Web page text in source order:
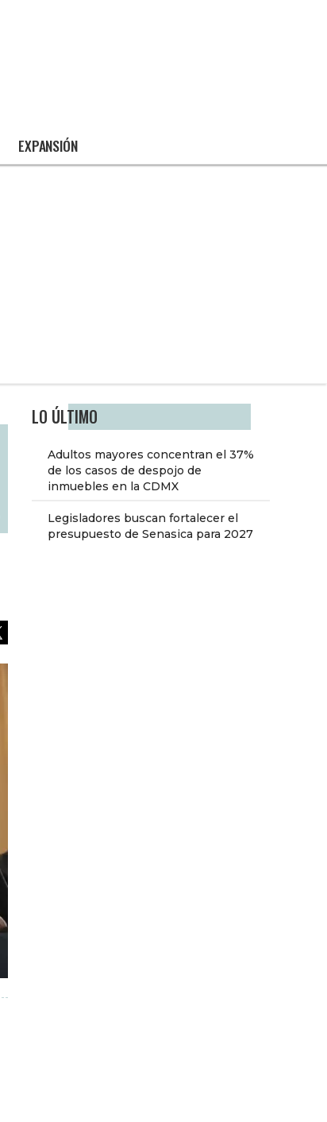
EXPANSIÓN
LO ÚLTIMO
Adultos mayores concentran el 37%
de los casos de despojo de
inmuebles en la CDMX
Legisladores buscan fortalecer el
presupuesto de Senasica para 2027